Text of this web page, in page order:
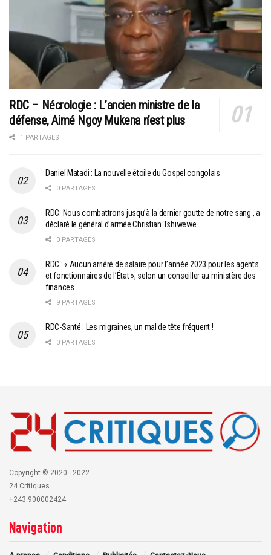
RDC – Nécrologie : L’ancien ministre de la
défense, Aimé Ngoy Mukena n’est plus
1 PARTAGES
Daniel Matadi : La nouvelle étoile du Gospel congolais
0 PARTAGES
RDC: Nous combattrons jusqu’à la dernier goutte de notre sang , a
déclaré le général d’armée Christian Tshiwewe .
0 PARTAGES
RDC : « Aucun arriéré de salaire pour l’année 2023 pour les agents
et fonctionnaires de l’État », selon un conseiller au ministère des
finances.
9 PARTAGES
RDC-Santé : Les migraines, un mal de tête fréquent !
0 PARTAGES
Copyright © 2020 - 2022
24 Critiques.
+243 900002424
Navigation